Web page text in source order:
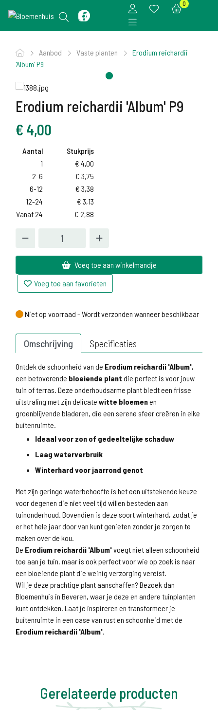
0
Aanbod Vaste planten
Erodium reichardii
'Album' P9
Erodium reichardii 'Album' P9
€ 4,00
Aantal
Stukprijs
1
€ 4,00
2-6
€ 3,75
6-12
€ 3,38
12-24
€ 3,13
Vanaf 24
€ 2,88
Voeg toe aan winkelmandje
Voeg toe aan favorieten
Niet op voorraad - Wordt verzonden wanneer beschikbaar
Niet op voorraad - Wordt verzonden wanneer beschikbaar
Omschrijving Specificaties
Ontdek de schoonheid van de Erodium reichardii 'Album',
een betoverende bloeiende plant die perfect is voor jouw
tuin of terras. Deze onderhoudsarme plant biedt een frisse
uitstraling met zijn delicate witte bloemenen
groenblijvende bladeren, die een serene sfeer creëren in elke
buitenruimte.
Ideaal voor zon of gedeeltelijke schaduw
Laag waterverbruik
Winterhard voor jaarrond genot
Met zijn geringe waterbehoefte is het een uitstekende keuze
voor degenen die niet veel tijd willen besteden aan
tuinonderhoud. Bovendien is deze soort winterhard, zodat je
er het hele jaar door van kunt genieten zonder je zorgen te
maken over de kou.
De Erodium reichardii 'Album'voegt niet alleen schoonheid
toe aan je tuin, maar is ook perfect voor wie op zoek is naar
een bloeiende plant die weinig verzorging vereist.
Wil je deze prachtige plant aanschaffen? Bezoek dan
Bloemenhuis in Beveren, waar je deze en andere tuinplanten
kunt ontdekken. Laat je inspireren en transformeer je
buitenruimte in een oase van rust en schoonheid met de
Erodium reichardii 'Album'.
Gerelateerde producten